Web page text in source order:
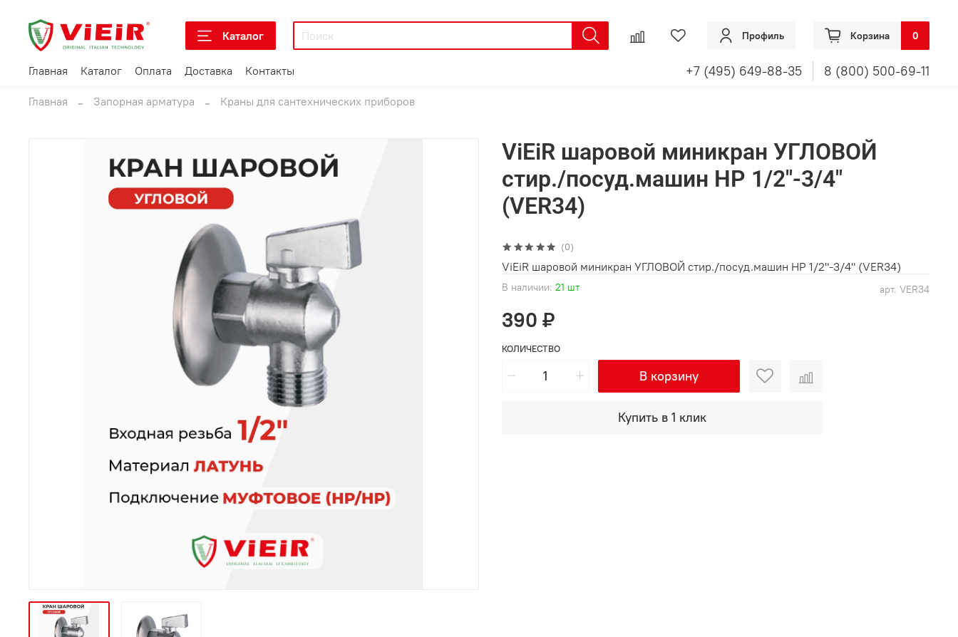
Каталог Профиль Корзина 0
Главная Каталог Оплата Доставка Контакты +7 (495) 649-88-35 8 (800) 500-69-11
Главная Запорная арматура Краны для сантехнических приборов
(0)
арт. VER34
В наличии: 21 шт
ViEiR шаровой миникран УГЛОВОЙ
стир./посуд.машин НР 1/2"-3/4"
(VER34)
390 ₽
КОЛИЧЕСТВО
В корзину
Купить в 1 клик
ViEiR шаровой миникран УГЛОВОЙ стир./посуд.машин НР 1/2"-3/4" (VER34)